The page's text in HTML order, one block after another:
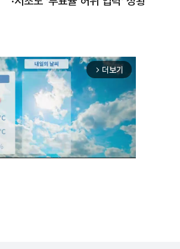
arrow_forward_ios 더보기